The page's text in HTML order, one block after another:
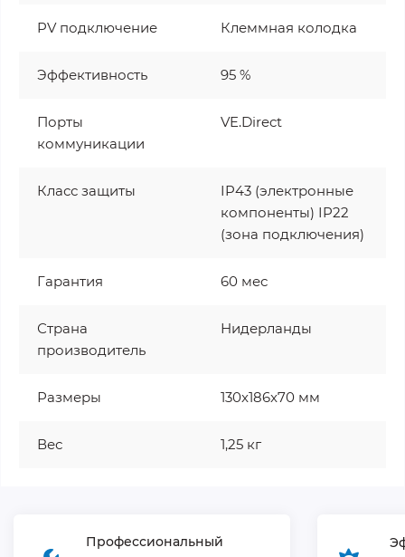
PV подключение Клеммная колодка
Эффективность 95 %
Порты
коммуникации
VE.Direct
Класс защиты
IP43 (электронные
компоненты) IP22
(зона подключения)
Гарантия 60 мес
Страна
производитель
Нидерланды
Размеры 130x186x70 мм
Вес 1,25 кг
Профессиональный